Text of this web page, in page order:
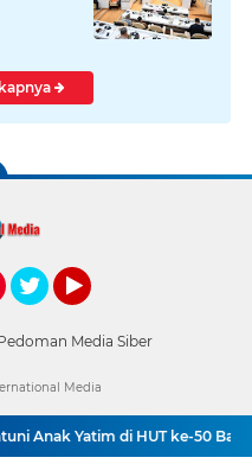
Media Siber
Anak Yatim di HUT ke-50 Bahlil
Media